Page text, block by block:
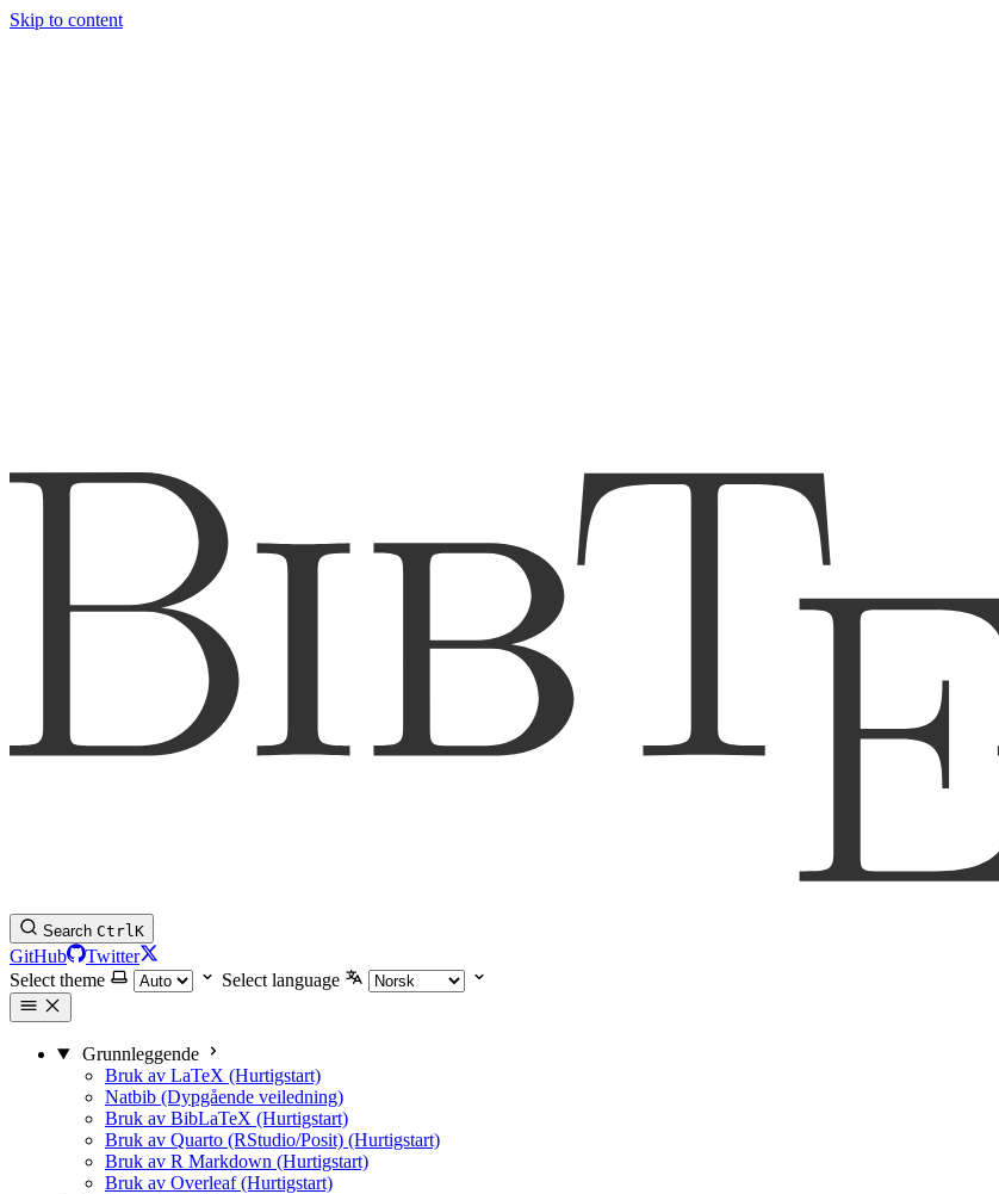
Skip to content
Search CtrlK
GitHub
Twitter
Select theme
Select language
Grunnleggende
Bruk av LaTeX (Hurtigstart)
Natbib (Dypgående veiledning)
Bruk av BibLaTeX (Hurtigstart)
Bruk av Quarto (RStudio/Posit) (Hurtigstart)
Bruk av R Markdown (Hurtigstart)
Bruk av Overleaf (Hurtigstart)